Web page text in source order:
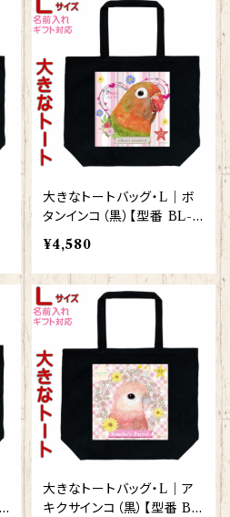
大きなトートバッグ・L｜ボ
タンインコ（黒）【型番 BL-1
28】KYAPIArt きゃぴあー
と
¥4,580
大きなトートバッグ・L｜ア
キクサインコ（黒）【型番 BL